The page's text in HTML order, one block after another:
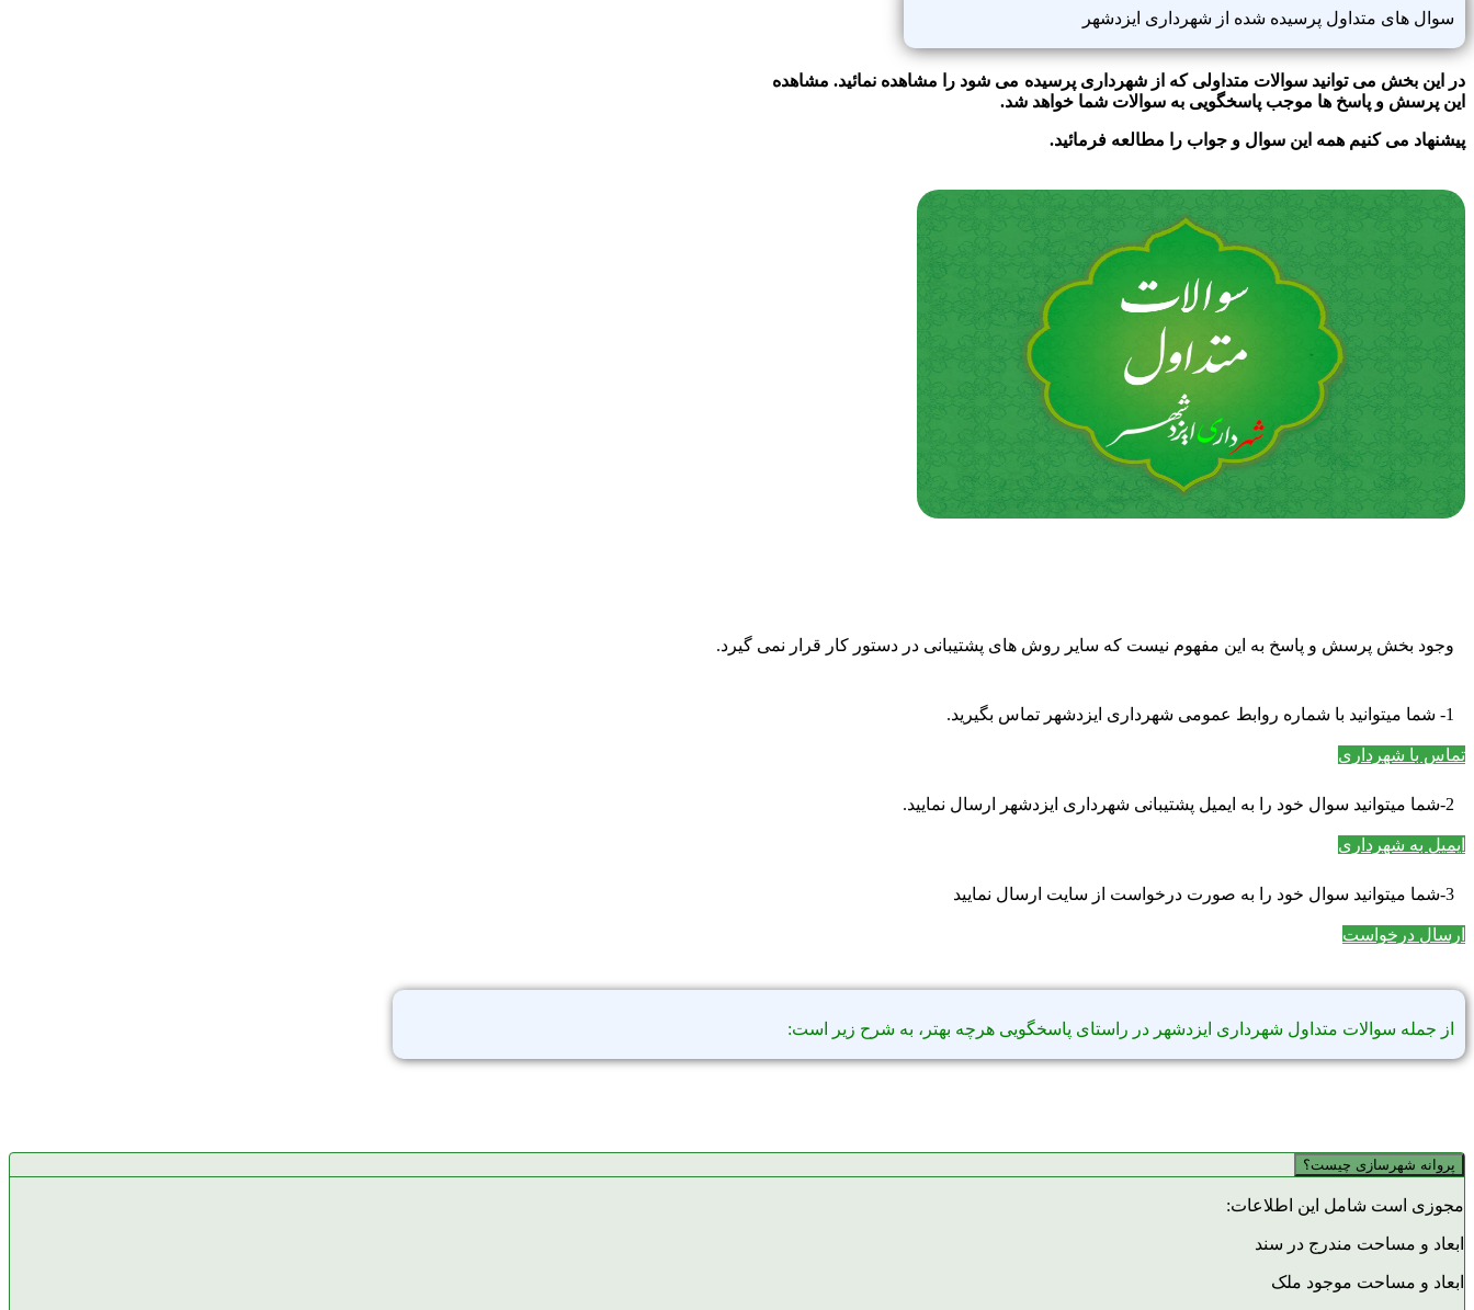
سوال های متداول پرسیده شده از شهرداری ایزدشهر
در این بخش می توانید سوالات متداولی که از شهرداری پرسیده می شود را مشاهده نمائید. مشاهده
این پرسش و پاسخ ها موجب پاسخگویی به سوالات شما خواهد شد.
پیشنهاد می کنیم همه این سوال و جواب را مطالعه فرمائید.
وجود بخش پرسش و پاسخ به این مفهوم نیست که سایر روش های پشتیبانی در دستور کار قرار نمی گیرد.
1- شما میتوانید با شماره روابط عمومی شهرداری ایزدشهر تماس بگیرید.
تماس با شهرداری
2-شما میتوانید سوال خود را به ایمیل پشتیبانی شهرداری ایزدشهر ارسال نمایید.
ایمیل به شهرداری
3-شما میتوانید سوال خود را به صورت درخواست از سایت ارسال نمایید
ارسال درخواست
از جمله سوالات متداول شهرداری ایزدشهر در راستای پاسخگویی هرچه بهتر، به شرح زیر است:
پروانه شهرسازی چیست؟
مجوزی است شامل این اطلاعات:
ابعاد و مساحت مندرج در سند
ابعاد و مساحت موجود ملک